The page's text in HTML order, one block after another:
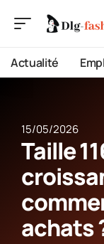
Actualité
15/05/2026
Taille
achats